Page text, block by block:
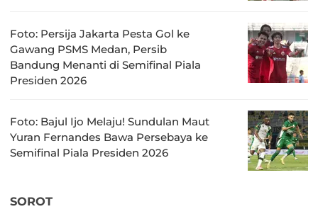
Foto: Persija Jakarta Pesta Gol ke
Gawang PSMS Medan, Persib
Bandung Menanti di Semifinal Piala
Presiden 2026
Foto: Bajul Ijo Melaju! Sundulan Maut
Yuran Fernandes Bawa Persebaya ke
Semifinal Piala Presiden 2026
SOROT